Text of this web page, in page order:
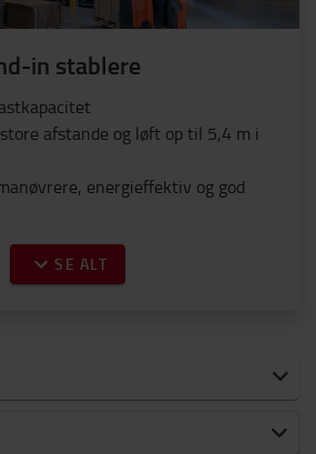
in stablere
afstande og løft op til 5,4 m i
energieffektiv og god
SE ALT